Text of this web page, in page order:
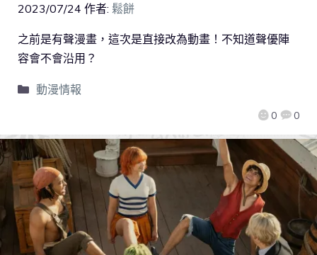
2023/07/24 作者: 鬆餅
0 0
之前是有聲漫畫，這次是直接改為動畫！不知道聲優陣
容會不會沿用？
動漫情報